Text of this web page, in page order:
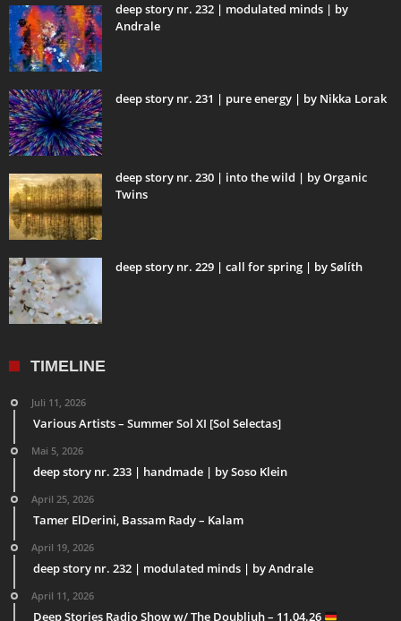
deep story nr. 232 | modulated minds | by
Andrale
deep story nr. 231 | pure energy | by Nikka Lorak
deep story nr. 230 | into the wild | by Organic
Twins
deep story nr. 229 | call for spring | by Sølíth
TIMELINE
Juli 11, 2026
Various Artists – Summer Sol XI [Sol Selectas]
Mai 5, 2026
deep story nr. 233 | handmade | by Soso Klein
April 25, 2026
Tamer ElDerini, Bassam Rady – Kalam
April 19, 2026
deep story nr. 232 | modulated minds | by Andrale
April 11, 2026
Deep Stories Radio Show w/ The Doubljuh – 11.04.26